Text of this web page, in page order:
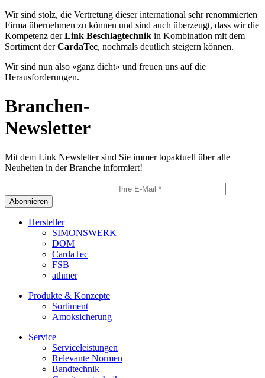
Wir sind stolz, die Vertretung dieser international sehr renommierten
Firma übernehmen zu können und sind auch überzeugt, dass wir die
Kompetenz derLink Beschlagtechnik in Kombination mit dem
Sortiment derCardaTec, nochmals deutlich steigern können.
Wir sind nun also «ganz dicht» und freuen uns auf die
Herausforderungen.
Branchen-
Newsletter
Mit dem Link Newsletter sind Sie immer topaktuell über alle
Neuheiten in der Branche informiert!
Abonnieren
Hersteller
SIMONSWERK
DOM
CardaTec
FSB
athmer
Produkte & Konzepte
Sortiment
Amoksicherung
Service
Serviceleistungen
Relevante Normen
Bandtechnik